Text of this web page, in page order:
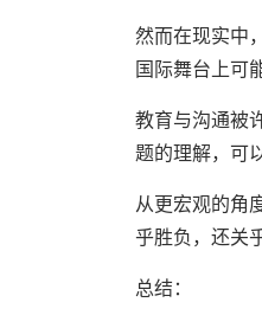
然而在现实中
国际舞台上可
教育与沟通被
题的理解，可
从更宏观的角
乎胜负，还关
总结：